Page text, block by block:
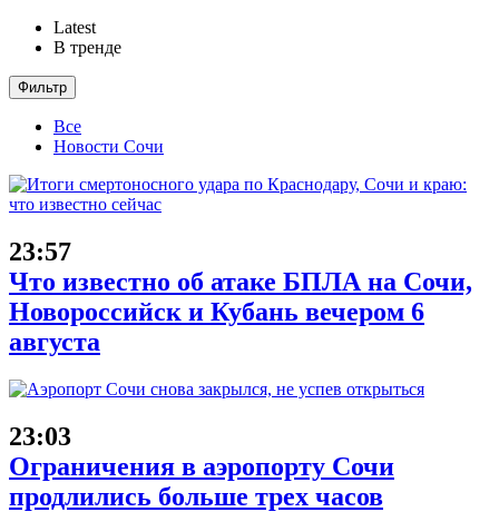
Latest
В тренде
Фильтр
Все
Новости Сочи
23:57
Что известно об атаке БПЛА на Сочи,
Новороссийск и Кубань вечером 6
августа
23:03
Ограничения в аэропорту Сочи
продлились больше трех часов